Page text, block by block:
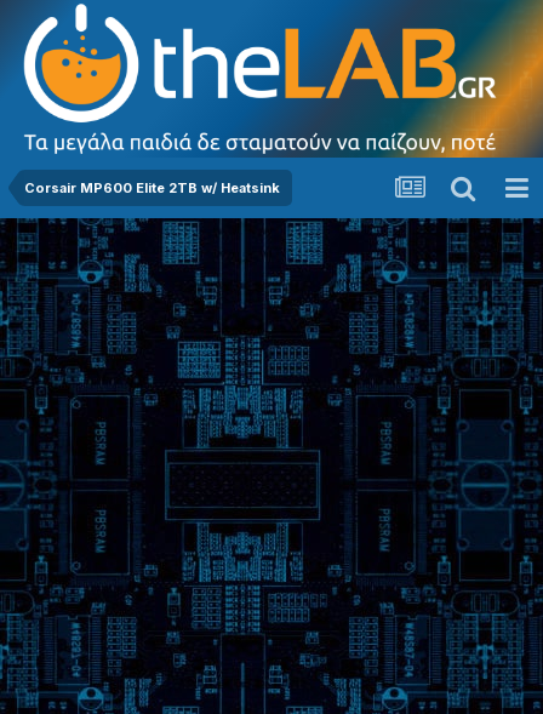
Corsair MP600 Elite 2TB w/ Heatsink